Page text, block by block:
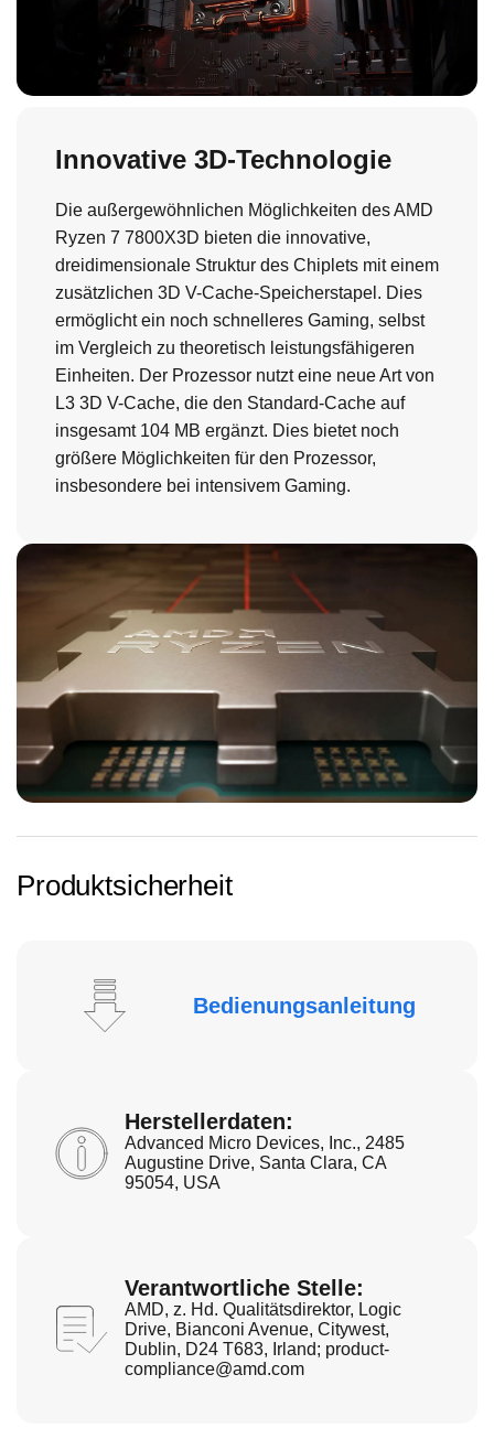
Innovative 3D-Technologie
Die außergewöhnlichen Möglichkeiten des AMD
Ryzen 7 7800X3D bieten die innovative,
dreidimensionale Struktur des Chiplets mit einem
zusätzlichen 3D V-Cache-Speicherstapel. Dies
ermöglicht ein noch schnelleres Gaming, selbst
im Vergleich zu theoretisch leistungsfähigeren
Einheiten. Der Prozessor nutzt eine neue Art von
L3 3D V-Cache, die den Standard-Cache auf
insgesamt 104 MB ergänzt. Dies bietet noch
größere Möglichkeiten für den Prozessor,
insbesondere bei intensivem Gaming.
Produktsicherheit
Bedienungsanleitung
Herstellerdaten:
Advanced Micro Devices, Inc., 2485
Augustine Drive, Santa Clara, CA
95054, USA
Verantwortliche Stelle:
AMD, z. Hd. Qualitätsdirektor, Logic
Drive, Bianconi Avenue, Citywest,
Dublin, D24 T683, Irland; product-
compliance@amd.com